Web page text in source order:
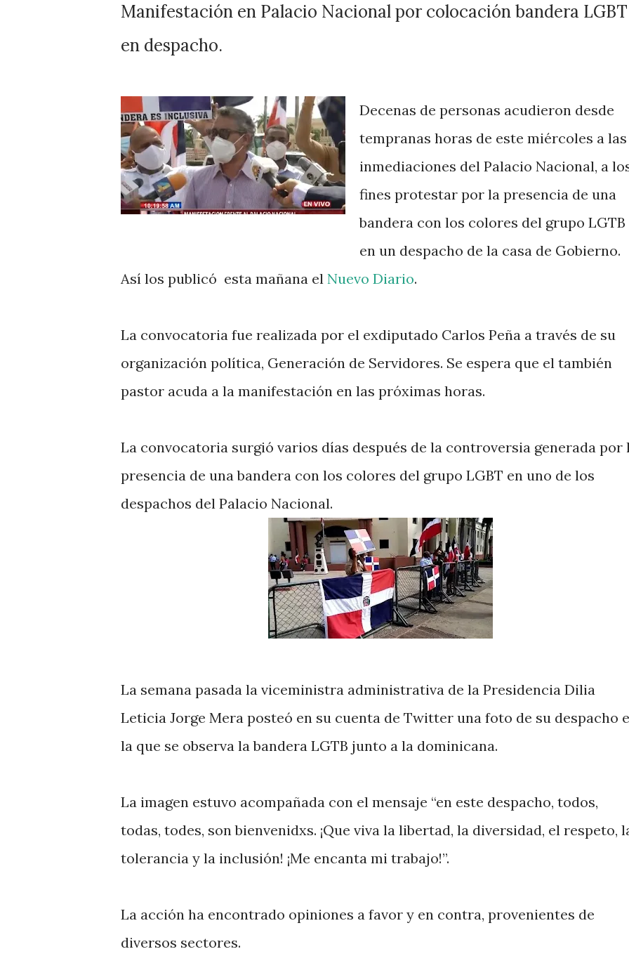
Manifestación en Palacio Nacional por colocación bandera LGBT
en despacho.
Decenas de personas acudieron desde
tempranas horas de este miércoles a las
inmediaciones del Palacio Nacional, a
fines protestar por la presencia de una
bandera con los colores del grupo LGTB
en un despacho de la casa de Gobierno.
Así los publicó esta mañana el Nuevo Diario.
La convocatoria fue realizada por el exdiputado Carlos Peña a través de su
organización política, Generación de Servidores. Se espera que el también
pastor acuda a la manifestación en las próximas horas.
La convocatoria surgió varios días después de la controversia generada por
presencia de una bandera con los colores del grupo LGBT en uno de los
despachos del Palacio Nacional.
La semana pasada la viceministra administrativa de la Presidencia Dilia
Leticia Jorge Mera posteó en su cuenta de Twitter una foto de su despacho
la que se observa la bandera LGTB junto a la dominicana.
La imagen estuvo acompañada con el mensaje “en este despacho, todos,
todas, todes, son bienvenidxs. ¡Que viva la libertad, la diversidad, el respeto,
tolerancia y la inclusión! ¡Me encanta mi trabajo!”.
La acción ha encontrado opiniones a favor y en contra, provenientes de
diversos sectores.